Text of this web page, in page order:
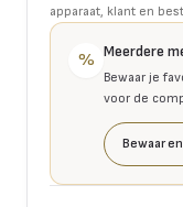
apparaat, klant en
% Meerdere
Bewaar je
voor de
Bewaar